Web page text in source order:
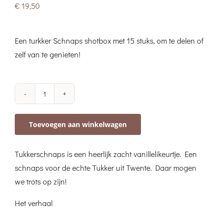
€ 19,50
Een turkker Schnaps shotbox met 15 stuks, om te delen of
zelf van te genieten!
Tukker
Schnaps
shotbox
15
stuks
aantal
Toevoegen aan winkelwagen
Tukkerschnaps is een heerlijk zacht vanillelikeurtje. Een
schnaps voor de echte Tukker uit Twente. Daar mogen
we trots op zijn!
Het verhaal